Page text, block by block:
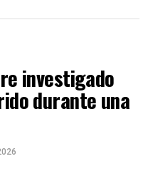
investigado
durante una